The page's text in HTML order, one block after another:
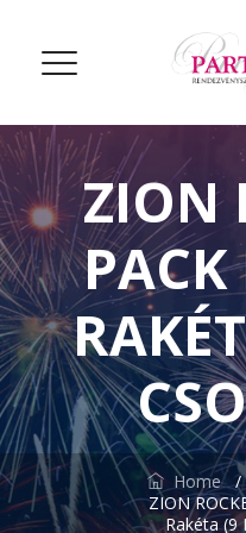
ZION
PACK
Home
ZION
Rakéta (9